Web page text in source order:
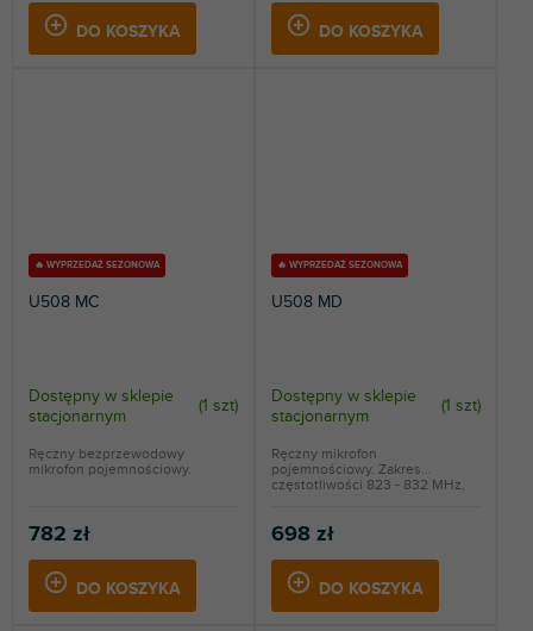
DO KOSZYKA DO KOSZYKA
🔥 WYPRZEDAŻ SEZONOWA
U508 MC
Dostępny w sklepie
stacjonarnym
(1 szt)
782 zł
DO KOSZYKA
Ręczny bezprzewodowy
mikrofon pojemnościowy.
🔥 WYPRZEDAŻ SEZONOWA
U508 MD
Dostępny w sklepie
stacjonarnym
(1 szt)
698 zł
DO KOSZYKA
Ręczny mikrofon
pojemnościowy. Zakres
częstotliwości 823 - 832 MHz,